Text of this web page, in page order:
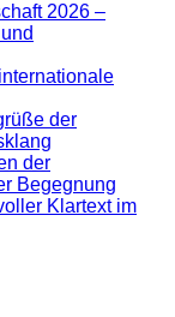
2026 –
der
der
Begegnung
Klartext im